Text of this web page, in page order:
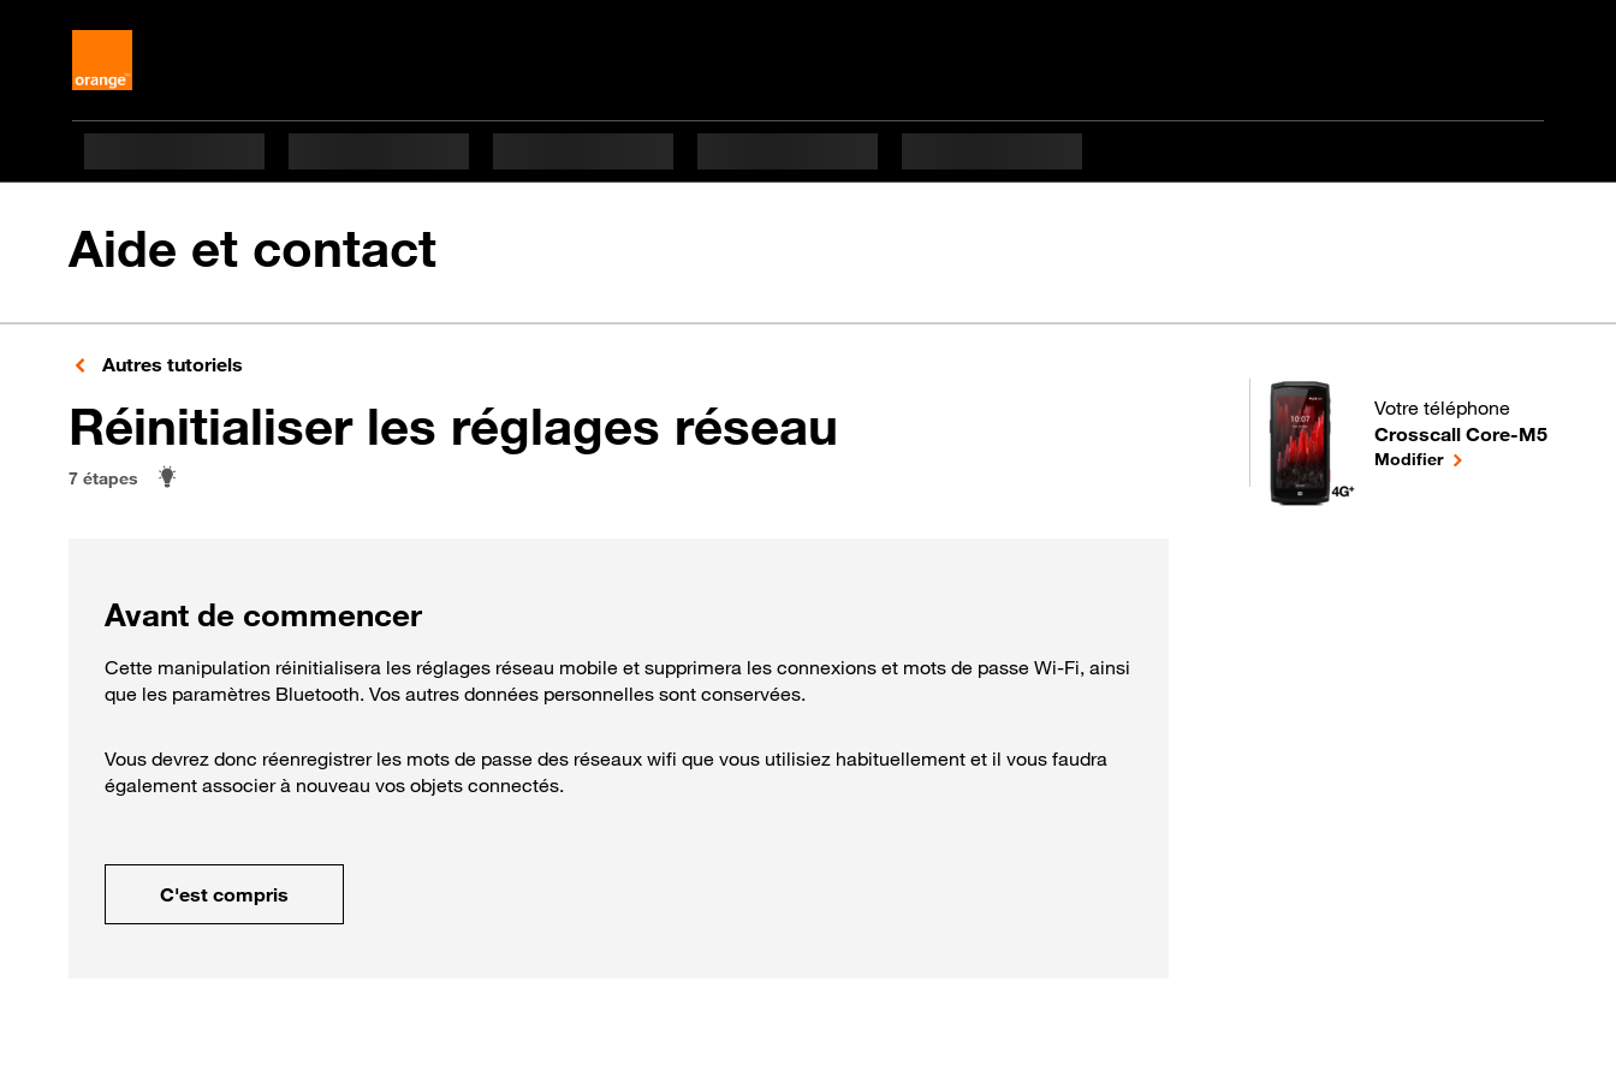
Aide et contact
Autres tutoriels
Réinitialiser les réglages réseau en 7 étapes difficulté
7 étapes
Votre téléphone
Crosscall Core-M5
pour votre Crosscall Core-
Modifierle téléphone
Avant de commencer
Cette manipulation réinitialisera les réglages réseau mobile et supprimera les connexions et mots de passe Wi-Fi, ainsi
que les paramètres Bluetooth. Vos autres données personnelles sont conservées.
Vous devrez donc réenregistrer les mots de passe des réseaux wifi que vous utilisiez habituellement et il vous faudra
également associer à nouveau vos objets connectés.
C'est compris